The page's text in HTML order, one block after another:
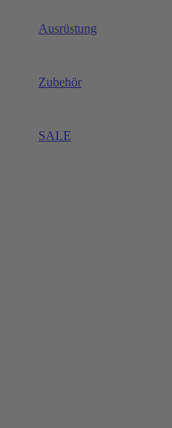
Ausrüstung
Zubehör
SALE